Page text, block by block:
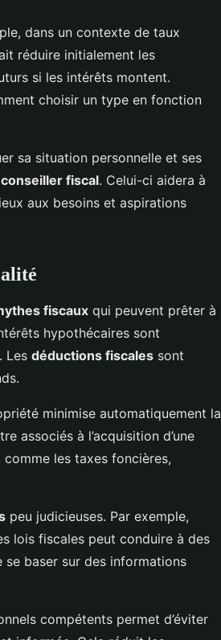
dans un contexte de taux
réduire initialement les
si les intérêts montent.
choisir un type en fonction
sa situation personnelle et ses
conseiller fiscal. Celui-ci aidera à
aux besoins et aspirations
fiscaux qui peuvent prêter à
hypothécaires sont
Les déductions fiscales sont
minimise automatiquement la
associés à l’acquisition d’une
les taxes foncières,
peu judicieuses. Par exemple,
lois fiscales peut conduire à des
baser sur des informations
compétents permet d’éviter